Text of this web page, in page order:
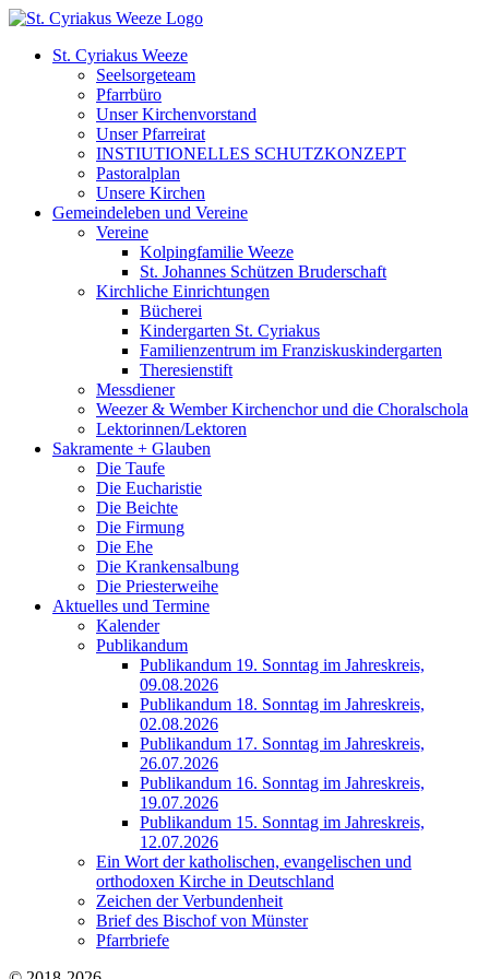
Zum
springenSt. Cyriakus Weeze
Seelsorgeteam
Pfarrbüro
Unser Kirchenvorstand
Unser Pfarreirat
INSTIUTIONELLES SCHUTZKONZEPT
Pastoralplan
Unsere Kirchen
Gemeindeleben und Vereine
Vereine
Kolpingfamilie Weeze
St. Johannes Schützen Bruderschaft
Kirchliche Einrichtungen
Bücherei
Kindergarten St. Cyriakus
Familienzentrum im Franziskuskindergarten
Theresienstift
Messdiener
Weezer & Wember Kirchenchor und die Choralschola
Lektorinnen/Lektoren
Sakramente + Glauben
Die Taufe
Die Eucharistie
Die Beichte
Die Firmung
Die Ehe
Die Krankensalbung
Die Priesterweihe
Aktuelles und Termine
Kalender
Publikandum
Publikandum 19. Sonntag im Jahreskreis,
09.08.2026
Publikandum 18. Sonntag im Jahreskreis,
02.08.2026
Publikandum 17. Sonntag im Jahreskreis,
26.07.2026
Publikandum 16. Sonntag im Jahreskreis,
19.07.2026
Publikandum 15. Sonntag im Jahreskreis,
12.07.2026
Ein Wort der katholischen, evangelischen und
orthodoxen Kirche in Deutschland
Zeichen der Verbundenheit
Brief des Bischof von Münster
Pfarrbriefe